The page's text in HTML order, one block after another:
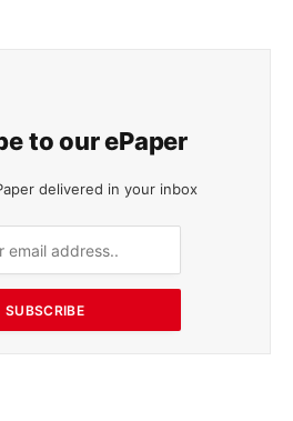
to our ePaper
delivered in your inbox
SUBSCRIBE